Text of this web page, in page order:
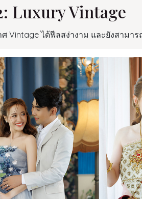
Luxury Vintage
Vintage ได้ฟีลสง่างาม และยังสามาร